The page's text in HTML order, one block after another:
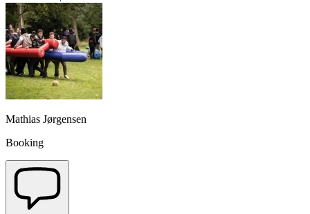
Mathias Jørgensen
Booking